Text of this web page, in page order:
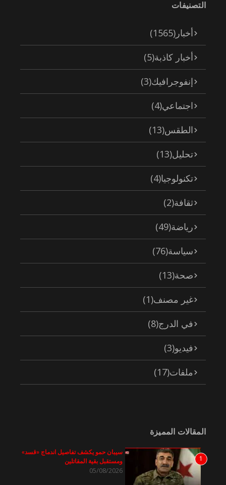
التصنيفات
أخبار (1565)
أخبار كاذبة(5)
إنفوجرافيك(3)
اجتماعي(4)
الطقس(13)
تحليل(13)
تكنولوجيا(4)
ثقافة(2)
رياضة(49)
سياسة(76)
صحة(13)
غير مصنف(1)
في الدرج(8)
فيديو(3)
ملفات(17)
المقالات المميزة
1
سيبان حمو يكشف تفاصيل اندماج «قسد»
ومستقبل بقية المقاتلين
05/08/2026